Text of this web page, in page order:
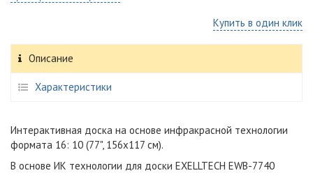
Купить в один клик
Описание
Характеристики
Интерактивная доска на основе инфракрасной технологии
формата 16: 10 (77", 156x117 см).
В основе ИК технологии для доски EXELLTECH EWB-7740